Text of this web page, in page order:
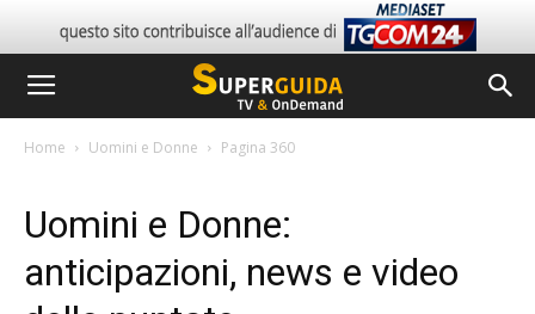
Home Uomini e Donne Pagina 360
Uomini e Donne:
anticipazioni, news e video